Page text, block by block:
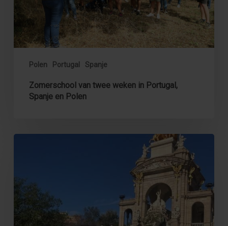
Polen Portugal Spanje
Polen
Zomerschool van twee weken in Portugal,
Spanje en Polen
Een
studeren
Barcelona